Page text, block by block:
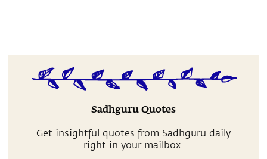
Sadhguru Quotes
Get insightful quotes from Sadhguru daily
right in your mailbox.